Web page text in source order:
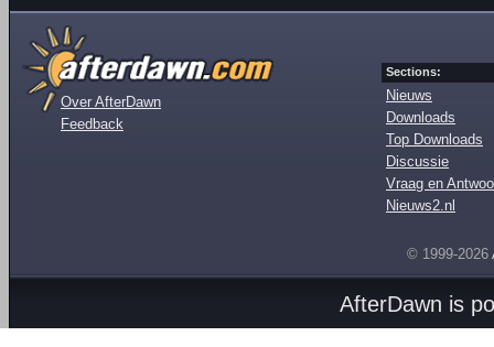
Over AfterDawn
Feedback
Sections:
Nieuws
Downloads
Top Downloads
Discussie
Vraag en
Nieuws2.nl
© 1999-2026
AfterDawn is